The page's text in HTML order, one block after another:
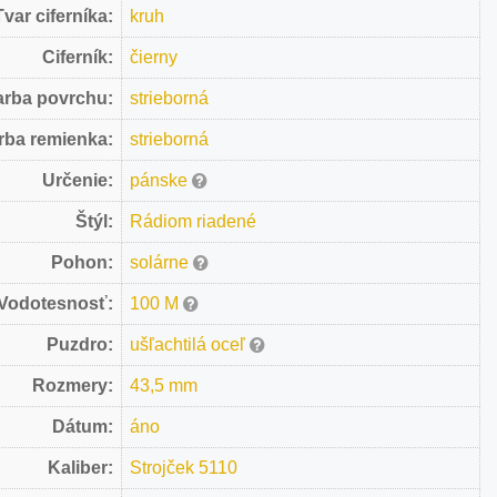
ciferníka: kruh
Ciferník: čierny
povrchu: strieborná
remienka: strieborná
Určenie: pánske
Štýl: Rádiom riadené
Pohon: solárne
100 M
Puzdro: ušľachtilá oceľ
Rozmery: 43,5 mm
Dátum: áno
Kaliber: Strojček 5110